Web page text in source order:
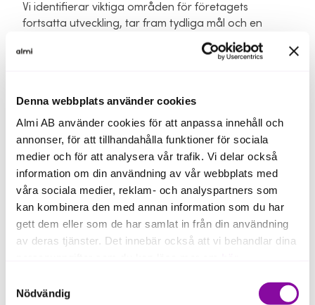
Denna webbplats använder cookies
Almi AB använder cookies för att anpassa innehåll och
annonser, för att tillhandahålla funktioner för sociala
medier och för att analysera vår trafik. Vi delar också
information om din användning av vår webbplats med
våra sociala medier, reklam- och analyspartners som
kan kombinera den med annan information som du har
gett dem eller som de har samlat in från din användning
av deras tjänster. Det innebär också att vi behandlar dina
Om du klickar på avvisa kommer användning av kakor
Nödvändig
Vi identifierar viktiga områden för företagets
fortsatta utveckling, tar fram tydliga mål och en
ledare i samma situation. Du får även möjlighet att
stärka ditt ledarskap och få ett större nätverk av
entreprenörer, experter och rådgivare.
Upplägg
Vi träffas vid sex tillfällen med start XXXXXX
Träffarna är klockan 08:30-14:00.
Värddagar
fokus på respektive företags tillväxtutmaningar.